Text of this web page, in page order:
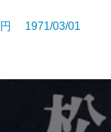
1971/03/01